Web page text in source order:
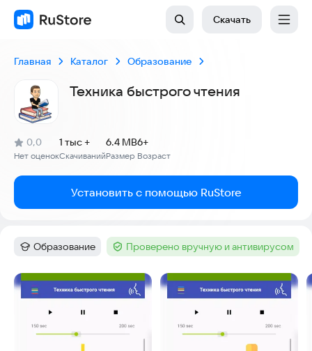
Скачать
Главная Каталог Образование
Техника быстрого чтения
Рейтинг:
0,0
(
Нет оценок
)
Скачиваний
1 тыс +
Размер
6.4 MB
Возраст
6+
Установить с помощью RuStore
Категория:
Образование Тег :Проверено вручную и антивирусом
Скриншоты